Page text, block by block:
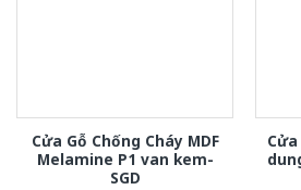
Cửa Gỗ Chống Cháy MDF
Melamine P1 van kem-
SGD